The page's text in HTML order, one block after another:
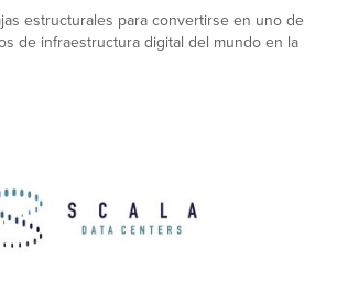
estructurales para convertirse en uno de
de infraestructura digital del mundo en la